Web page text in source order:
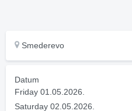
Smederevo
Datum
Friday 01.05.2026.
Saturday 02.05.2026.